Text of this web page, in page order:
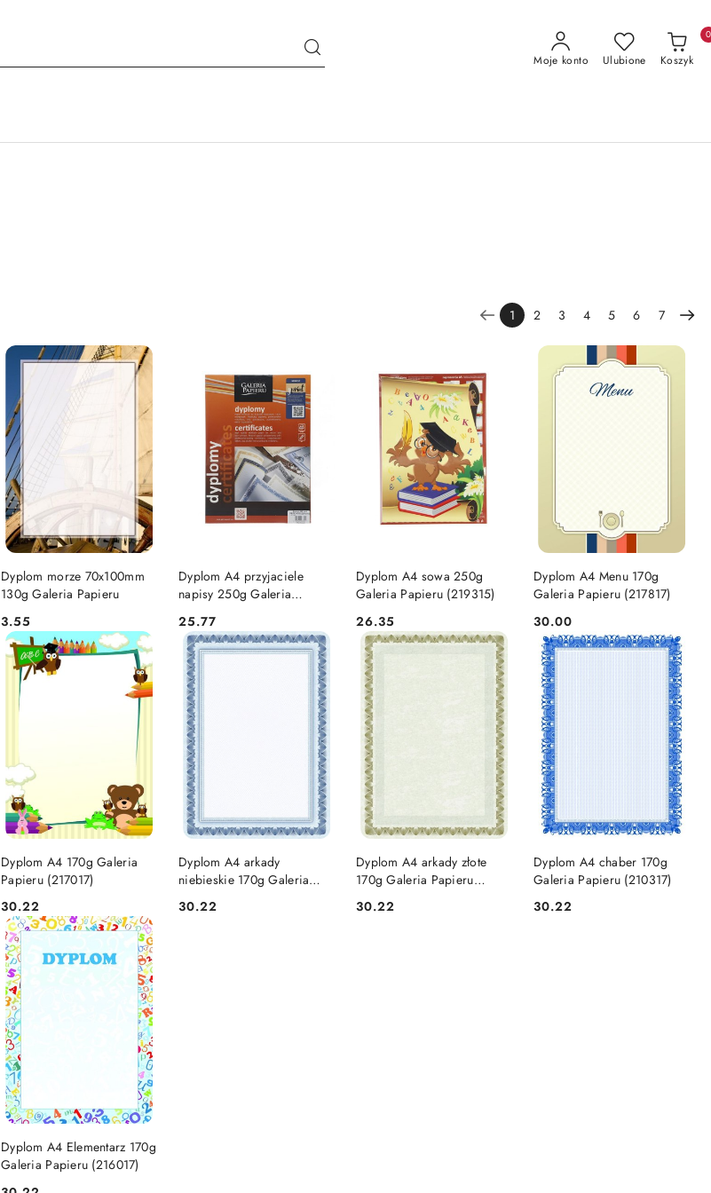
Moje konto Ulubione Koszyk
0
1 2 3 4 5 6 7
Dyplom morze 70x100mm
130g Galeria Papieru
Cena:
3.55
DO KOSZYKA
Dyplom A4 przyjaciele
napisy 250g Galeria
Cena:
25.77
DO KOSZYKA
Dyplom A4 sowa 250g
Galeria Papieru (219315)
Cena:
26.35
DO KOSZYKA
Dyplom A4 Menu 170g
Galeria Papieru (217817)
Cena:
30.00
DO KOSZYKA
Dyplom A4 170g Galeria
Papieru (217017)
Cena:
30.22
DO KOSZYKA
Dyplom A4 arkady
niebieskie 170g Galeria
Cena:
30.22
DO KOSZYKA
Dyplom A4 arkady złote
170g Galeria Papieru
Cena:
30.22
DO KOSZYKA
Dyplom A4 chaber 170g
Galeria Papieru (210317)
Cena:
30.22
DO KOSZYKA
Dyplom A4 Elementarz 170g
Galeria Papieru (216017)
DO KOSZYKA